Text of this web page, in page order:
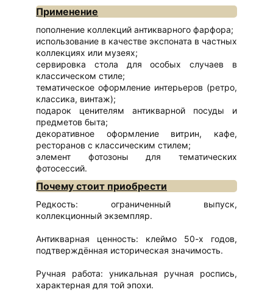
Применение
пополнение коллекций антикварного фарфора;
использование в качестве экспоната в частных
коллекциях или музеях;
сервировка стола для особых случаев в
классическом стиле;
тематическое оформление интерьеров (ретро,
классика, винтаж);
подарок ценителям антикварной посуды и
предметов быта;
декоративное оформление витрин, кафе,
ресторанов с классическим стилем;
элемент фотозоны для тематических
фотосессий.
Почему стоит приобрести
Редкость: ограниченный выпуск,
коллекционный экземпляр.
Антикварная ценность: клеймо 50-х годов,
подтверждённая историческая значимость.
Ручная работа: уникальная ручная роспись,
характерная для той эпохи.